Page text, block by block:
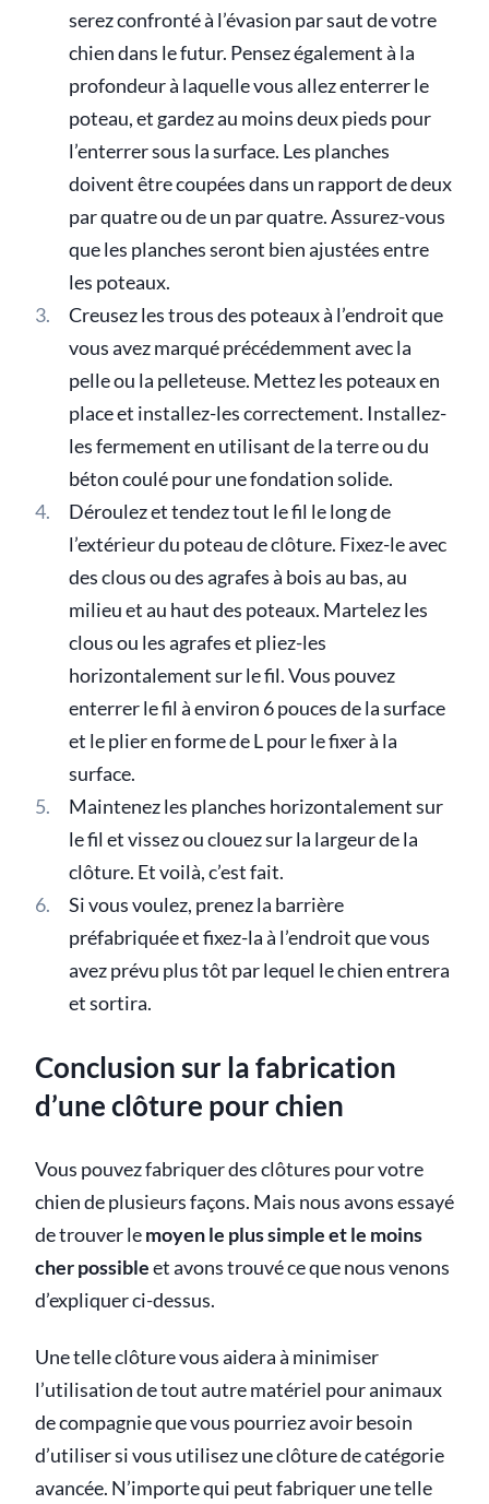
serez confronté à l’évasion par saut de votre
chien dans le futur. Pensez également à la
profondeur à laquelle vous allez enterrer le
poteau, et gardez au moins deux pieds pour
l’enterrer sous la surface. Les planches
doivent être coupées dans un rapport de deux
par quatre ou de un par quatre. Assurez-vous
que les planches seront bien ajustées entre
les poteaux.
Creusez les trous des poteaux à l’endroit que
vous avez marqué précédemment avec la
pelle ou la pelleteuse. Mettez les poteaux en
place et installez-les correctement. Installez-
les fermement en utilisant de la terre ou du
béton coulé pour une fondation solide.
Déroulez et tendez tout le fil le long de
l’extérieur du poteau de clôture. Fixez-le avec
des clous ou des agrafes à bois au bas, au
milieu et au haut des poteaux. Martelez les
clous ou les agrafes et pliez-les
horizontalement sur le fil. Vous pouvez
enterrer le fil à environ 6 pouces de la surface
et le plier en forme de L pour le fixer à la
surface.
Maintenez les planches horizontalement sur
le fil et vissez ou clouez sur la largeur de la
clôture. Et voilà, c’est fait.
Si vous voulez, prenez la barrière
préfabriquée et fixez-la à l’endroit que vous
avez prévu plus tôt par lequel le chien entrera
et sortira.
Conclusion sur la fabrication
d’une clôture pour chien
Vous pouvez fabriquer des clôtures pour votre
chien de plusieurs façons. Mais nous avons essayé
de trouver lemoyen le plus simple et le moins
cher possibleet avons trouvé ce que nous venons
d’expliquer ci-dessus.
Une telle clôture vous aidera à minimiser
l’utilisation de tout autre matériel pour animaux
de compagnie que vous pourriez avoir besoin
d’utiliser si vous utilisez une clôture de catégorie
avancée. N’importe qui peut fabriquer une telle